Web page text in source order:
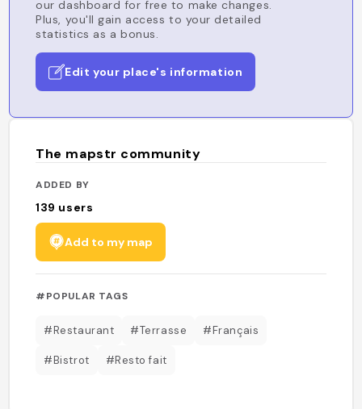
our dashboard for free to make changes.
Plus, you'll gain access to your detailed
statistics as a bonus.
Edit your place's information
The mapstr community
ADDED BY
139 users
Add to my map
#POPULAR TAGS
#Restaurant #Terrasse #Français
#Bistrot #Resto fait